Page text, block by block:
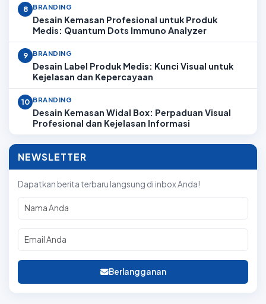
8 BRANDING
Desain Kemasan Profesional untuk Produk
Medis: Quantum Dots Immuno Analyzer
9 BRANDING
Desain Label Produk Medis: Kunci Visual untuk
Kejelasan dan Kepercayaan
10 BRANDING
Desain Kemasan Widal Box: Perpaduan Visual
Profesional dan Kejelasan Informasi
NEWSLETTER
Dapatkan berita terbaru langsung di inbox Anda!
Berlangganan